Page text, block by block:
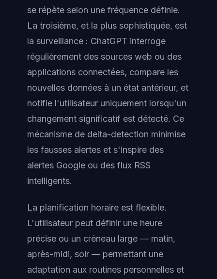
se répète selon une fréquence définie.
La troisième, et la plus sophistiquée, est
la surveillance : ChatGPT interroge
régulièrement des sources web ou des
applications connectées, compare les
nouvelles données à un état antérieur, et
notifie l'utilisateur uniquement lorsqu'un
changement significatif est détecté. Ce
mécanisme de delta-detection minimise
les fausses alertes et s'inspire des
alertes Google ou des flux RSS
intelligents.
La planification horaire est flexible.
L'utilisateur peut définir une heure
précise ou un créneau large — matin,
après-midi, soir — permettant une
adaptation aux routines personnelles et